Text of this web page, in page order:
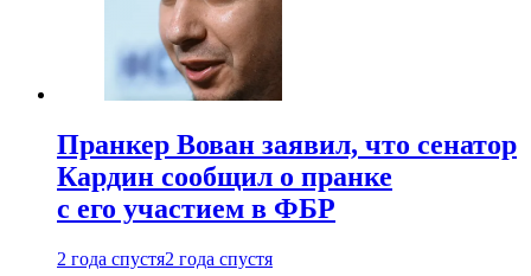
Пранкер Вован заявил, что сенатор
Кардин сообщил о пранке
с его участием в ФБР
2 года спустя2 года спустя